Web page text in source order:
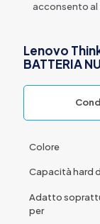
acconsento
Lenovo
BATTERIA
Colore
Capacità hard
Adatto
per